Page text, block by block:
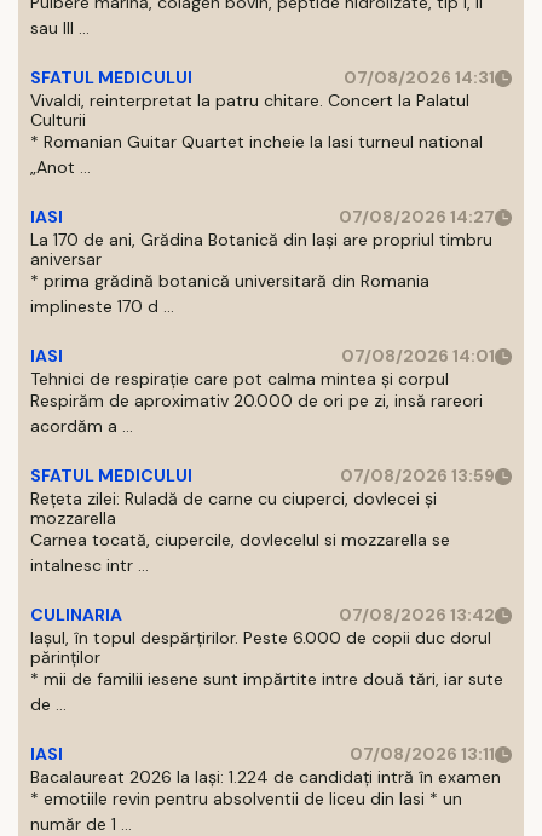
sau III ...
SFATUL MEDICULUI
07/08/2026 14:31
Vivaldi, reinterpretat la patru chitare. Concert la Palatul
Culturii
* Romanian Guitar Quartet incheie la Iasi turneul national
„Anot ...
IASI
07/08/2026 14:27
La 170 de ani, Grădina Botanică din Iași are propriul timbru
aniversar
* prima grădină botanică universitară din Romania
implineste 170 d ...
IASI
07/08/2026 14:01
Tehnici de respirație care pot calma mintea și corpul
Respirăm de aproximativ 20.000 de ori pe zi, insă rareori
acordăm a ...
SFATUL MEDICULUI
07/08/2026 13:59
Rețeta zilei: Ruladă de carne cu ciuperci, dovlecei și
mozzarella
Carnea tocată, ciupercile, dovlecelul si mozzarella se
intalnesc intr ...
CULINARIA
07/08/2026 13:42
Iașul, în topul despărțirilor. Peste 6.000 de copii duc dorul
părinților
* mii de familii iesene sunt impărtite intre două tări, iar sute
de ...
IASI
07/08/2026 13:11
Bacalaureat 2026 la Iași: 1.224 de candidați intră în examen
* emotiile revin pentru absolventii de liceu din Iasi * un
număr de 1 ...